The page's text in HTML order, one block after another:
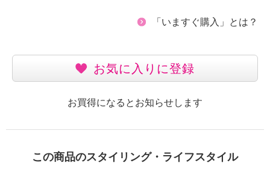
「いますぐ購入」とは？
お気に入りに登録
お買得になるとお知らせします
この商品のスタイリング・ライフスタイル